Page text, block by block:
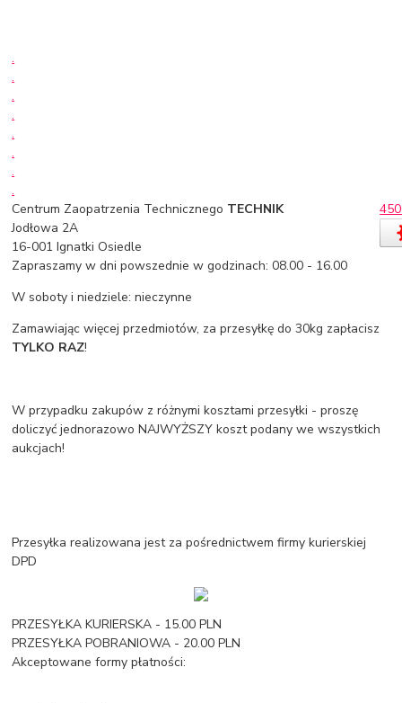
.
.
.
.
.
.
.
.
Centrum Zaopatrzenia Technicznego TECHNIK
Jodłowa 2A
16-001 Ignatki Osiedle
Zapraszamy w dni powszednie w godzinach: 08.00 - 16.00
W soboty i niedziele: nieczynne
Zamawiając więcej przedmiotów, za przesyłkę do 30kg zapłacisz
TYLKO RAZ!
W przypadku zakupów z różnymi kosztami przesyłki - proszę
doliczyć jednorazowo NAJWYŻSZY koszt podany we wszystkich
aukcjach!
Przesyłka realizowana jest za pośrednictwem firmy kurierskiej
DPD
PRZESYŁKA KURIERSKA - 15.00 PLN
PRZESYŁKA POBRANIOWA - 20.00 PLN
Akceptowane formy płatności: